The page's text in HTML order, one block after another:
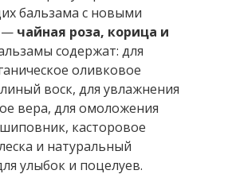
бальзама с новыми
— чайная роза, корица и
содержат: для
оливковое
воск, для увлажнения
вера, для омоложения
касторовое
и натуральный
улыбок и поцелуев.